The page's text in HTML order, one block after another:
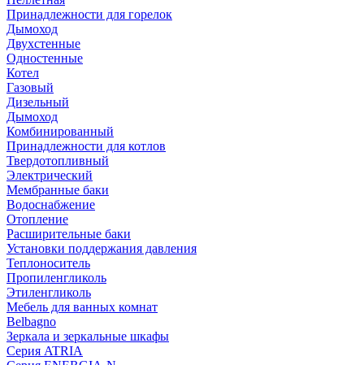
Принадлежности для горелок
Дымоход
Двухстенные
Одностенные
Котел
Газовый
Дизельный
Дымоход
Комбинированный
Принадлежности для котлов
Твердотопливный
Электрический
Мембранные баки
Водоснабжение
Отопление
Расширительные баки
Установки поддержания давления
Теплоноситель
Пропиленгликоль
Этиленгликоль
Мебель для ванных комнат
Belbagno
Зеркала и зеркальные шкафы
Серия ATRIA